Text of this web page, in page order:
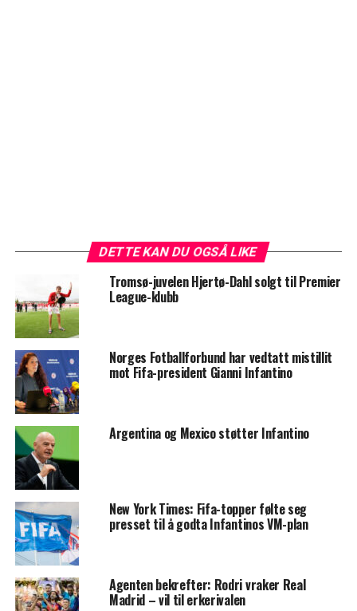
DETTE KAN DU OGSÅ LIKE
Tromsø-juvelen Hjertø-Dahl solgt til Premier
League-klubb
Norges Fotballforbund har vedtatt mistillit
mot Fifa-president Gianni Infantino
Argentina og Mexico støtter Infantino
New York Times: Fifa-topper følte seg
presset til å godta Infantinos VM-plan
Agenten bekrefter: Rodri vraker Real
Madrid – vil til erkerivalen